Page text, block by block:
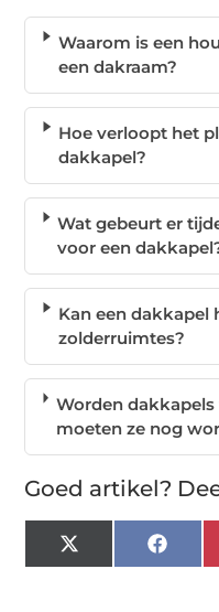
Waarom is een
een dakraam?
Hoe verloopt het
dakkapel?
Wat gebeurt er
voor een
Kan een dakkapel
zolderruimtes?
Worden
moeten ze nog
Goed artikel?
X
(Twitter)